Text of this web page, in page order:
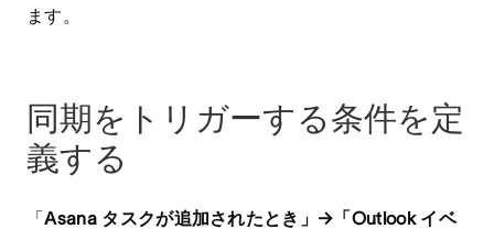
ます。
同期をトリガーする条件を定
義する
「Asana タスクが追加されたとき」→「Outlook イベ